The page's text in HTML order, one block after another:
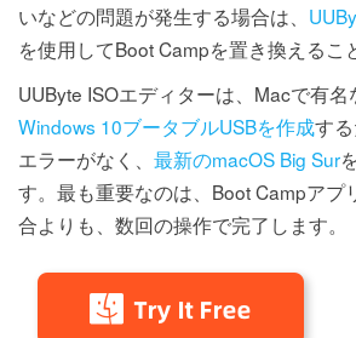
いなどの問題が発生する場合は、
を使用してBoot Campを置き換えるこ
UUByte ISOエディターは、Macで有名
Windows 10ブータブルUSBを作成する
エラーがなく、 最新のmacOS Big Sur
す。最も重要なのは、Boot Campアプ
合よりも、数回の操作で完了します。